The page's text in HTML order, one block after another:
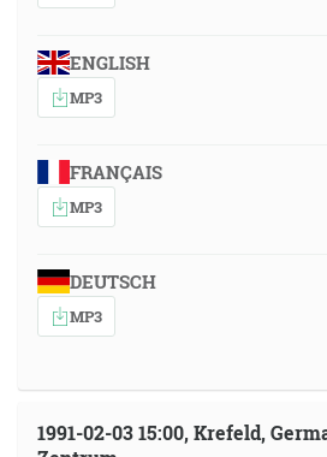
ENGLISH
MP3
FRANÇAIS
MP3
DEUTSCH
MP3
1991-02-03 15:00, Krefeld,